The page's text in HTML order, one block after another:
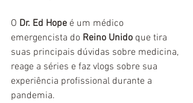
O Dr. Ed Hope é um médico
emergencista do Reino Unido que tira
suas principais dúvidas sobre medicina,
reage a séries e faz vlogs sobre sua
experiência profissional durante a
pandemia.